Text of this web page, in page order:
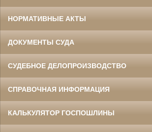
НОРМАТИВНЫЕ АКТЫ
ДОКУМЕНТЫ СУДА
СУДЕБНОЕ ДЕЛОПРОИЗВОДСТВО
СПРАВОЧНАЯ ИНФОРМАЦИЯ
КАЛЬКУЛЯТОР ГОСПОШЛИНЫ